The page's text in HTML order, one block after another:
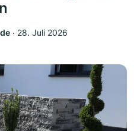
‧ 28. Juli 2026